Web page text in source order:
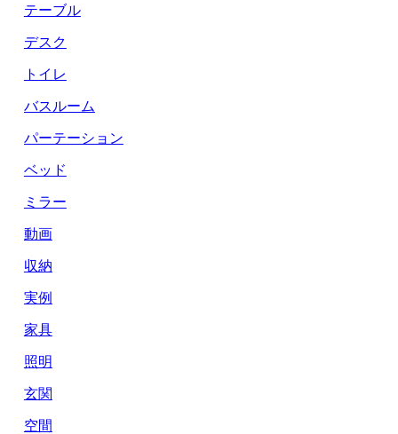
テーブル
デスク
トイレ
バスルーム
パーテーション
ベッド
ミラー
動画
収納
実例
家具
照明
玄関
空間